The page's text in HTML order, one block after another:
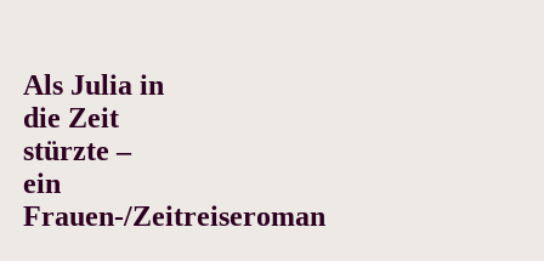
Als Julia in
die Zeit
stürzte –
ein
Frauen-/Zeitreiseroman